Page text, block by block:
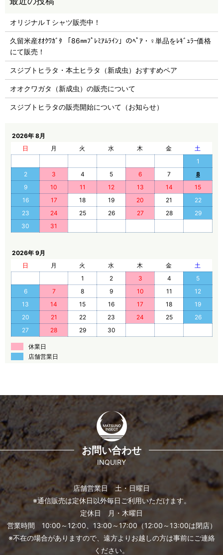
オリジナルＴシャツ販売中！
久留米産ｵｵｸﾜｶﾞﾀ 「86㎜ﾌﾟﾚﾐｱﾑﾗｲﾝ」のﾍﾟｱ・♀単品をﾚｷﾞｭﾗｰ価格
にて販売！
スジブトヒラタ・本土ヒラタ（新成虫）おすすめペア
オオクワガタ（新成虫）の販売について
スジブトヒラタの販売開始について（お知らせ）
2026年 8月
日
月 火 水 木 金
土
1
2
3 4 5 6 7
8
9
10 11 12 13 14
15
16
17 18 19 20 21
22
23
24 25 26 27 28
29
30
31
2026年 9月
日
月 火 水 木 金
土
1
2 3 4
5
6
7 8 9 10 11
12
13
14 15 16 17 18
19
20
21 22 23 24 25
26
27
28 29 30
休業日
店舗営業日
お問い合わせ
INQUIRY
店舗営業日 土・日曜日
※通信販売は定休日以外毎日ご利用いただけます。
定休日 月・木曜日
営業時間 10:00～12:00、13:00～17:00（12:00～13:00は閉店）
※不在の場合がありますので、遠方よりお越しの方は事前にご連絡
ください。